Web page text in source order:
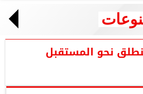
نحو المستقبل